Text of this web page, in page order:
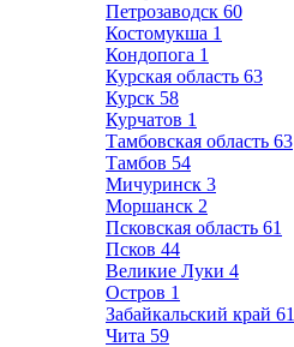
Петрозаводск 60
Костомукша 1
Кондопога 1
Курская область 63
Курск 58
Курчатов 1
Тамбовская область 63
Тамбов 54
Мичуринск 3
Моршанск 2
Псковская область 61
Псков 44
Великие Луки 4
Остров 1
Забайкальский край 61
Чита 59